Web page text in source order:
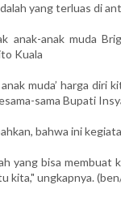
yang terluas di
anak-anak muda
Kuala
anak muda’ harga
sama Bupati
bahwa ini
yang bisa
kita," ungkapnya.